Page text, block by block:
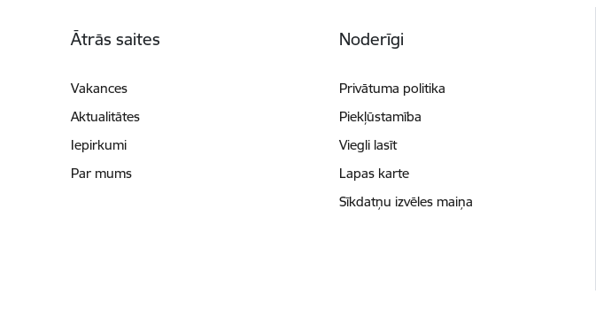
Ātrās saites
Vakances
Aktualitātes
Iepirkumi
Par mums
Noderīgi
Privātuma politika
Piekļūstamība
Viegli lasīt
Lapas karte
Sīkdatņu izvēles maiņa